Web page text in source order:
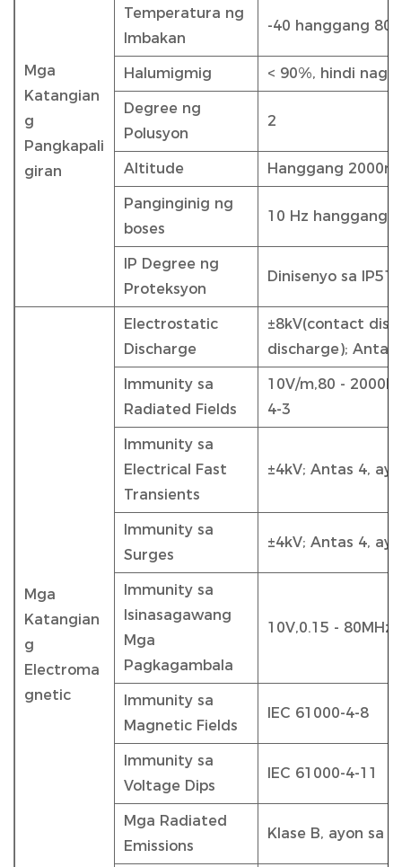
Mga
Katangian
g
Pangkapali
giran
Temperatura ng
Imbakan
-40 hanggang
Halumigmig < 90%, hindi
Degree ng
Polusyon
2
Altitude Hanggang 2000m
Panginginig ng
boses
10 Hz hanggang
IP Degree ng
Proteksyon
Dinisenyo sa
Mga
Katangian
g
Electroma
gnetic
Electrostatic
Discharge
±8kV(contact
discharge); Antas
Immunity sa
Radiated Fields
10V/m,80 -
4-3
Immunity sa
Electrical Fast
Transients
±4kV; Antas 4,
Immunity sa
Surges
±4kV; Antas 4,
Immunity sa
Isinasagawang
Mga
Pagkagambala
10V,0.15 -
Immunity sa
Magnetic Fields
IEC 61000-4-8
Immunity sa
Voltage Dips
IEC 61000-4-11
Mga Radiated
Emissions
Klase B, ayon sa